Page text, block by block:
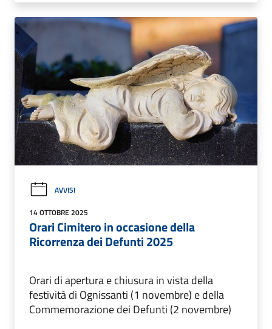
AVVISI
14 OTTOBRE 2025
Orari Cimitero in occasione della
Ricorrenza dei Defunti 2025
Orari di apertura e chiusura in vista della
festività di Ognissanti (1 novembre) e della
Commemorazione dei Defunti (2 novembre)